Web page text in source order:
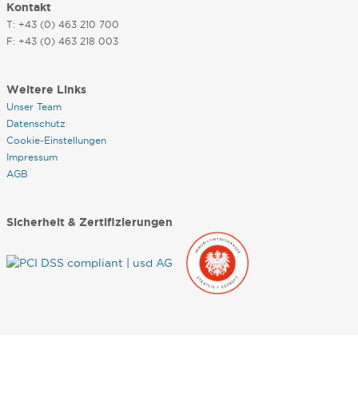
Kontakt
T: +43 (0) 463 210 700
F: +43 (0) 463 218 003
Weitere Links
Unser Team
Datenschutz
Cookie-Einstellungen
Impressum
AGB
Sicherheit & Zertifizierungen